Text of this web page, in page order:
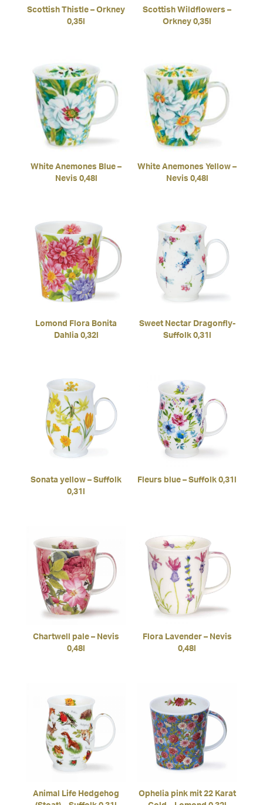
Scottish Thistle – Orkney
0,35l
Scottish Wildflowers –
Orkney 0,35l
White Anemones Blue –
Nevis 0,48l
White Anemones Yellow –
Nevis 0,48l
Lomond Flora Bonita
Dahlia 0,32l
Sweet Nectar Dragonfly-
Suffolk 0,31l
Sonata yellow – Suffolk
0,31l
Fleurs blue – Suffolk 0,31l
Chartwell pale – Nevis
0,48l
Flora Lavender – Nevis
0,48l
Animal Life Hedgehog
Ophelia pink mit 22 Karat